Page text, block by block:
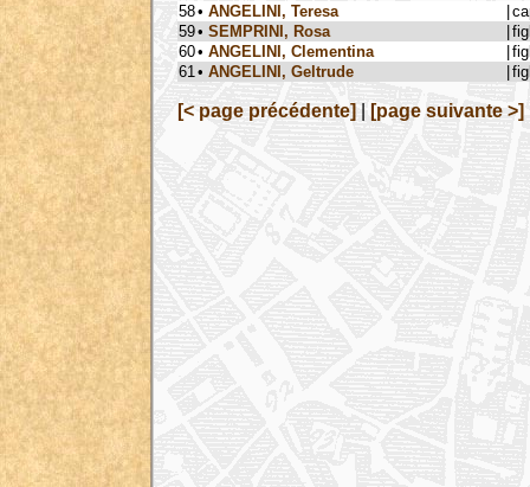
58• ANGELINI, Teresa
59• SEMPRINI, Rosa
60• ANGELINI, Clementina
61 • ANGELINI, Geltrude
[< page précédente] [page suivante >]